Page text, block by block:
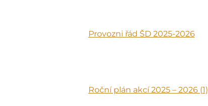
Provozni řád ŠD 2025-2026
Roční plán akcí 2025 – 2026 (1)